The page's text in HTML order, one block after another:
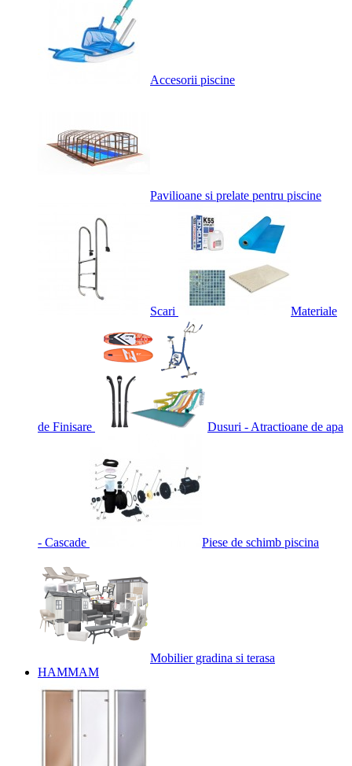
Accesorii piscine
Pavilioane si prelate pentru piscine
Scari Materiale
de Finisare Dusuri - Atractioane de apa
- Cascade Piese de schimb piscina
Mobilier gradina si terasa
HAMMAM